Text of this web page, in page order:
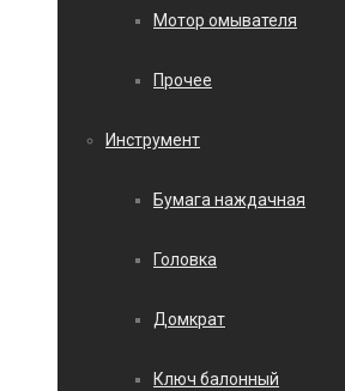
Мотор омывателя
Прочее
Инструмент
Бумага наждачная
Головка
Домкрат
Ключ балонный